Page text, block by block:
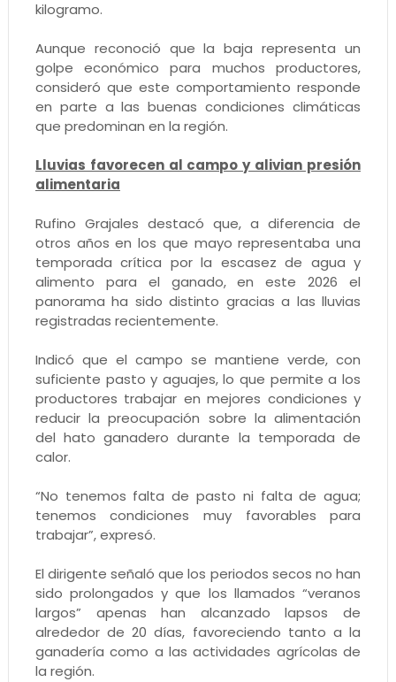
kilogramo.
Aunque reconoció que la baja representa un
golpe económico para muchos productores,
consideró que este comportamiento responde
en parte a las buenas condiciones climáticas
que predominan en la región.
Lluvias favorecen al campo y alivian presión
alimentaria
Rufino Grajales destacó que, a diferencia de
otros años en los que mayo representaba una
temporada crítica por la escasez de agua y
alimento para el ganado, en este 2026 el
panorama ha sido distinto gracias a las lluvias
registradas recientemente.
Indicó que el campo se mantiene verde, con
suficiente pasto y aguajes, lo que permite a los
productores trabajar en mejores condiciones y
reducir la preocupación sobre la alimentación
del hato ganadero durante la temporada de
calor.
“No tenemos falta de pasto ni falta de agua;
tenemos condiciones muy favorables para
trabajar”, expresó.
El dirigente señaló que los periodos secos no han
sido prolongados y que los llamados “veranos
largos” apenas han alcanzado lapsos de
alrededor de 20 días, favoreciendo tanto a la
ganadería como a las actividades agrícolas de
la región.